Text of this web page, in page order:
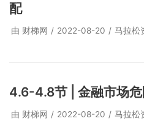
配
由 财梯网 2022-08-20 马拉松
4.6-4.8节 | 金融市场危
由 财梯网 2022-08-20 马拉松